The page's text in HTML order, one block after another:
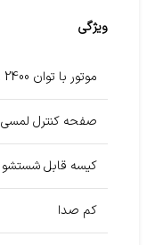
ویژگی
موتور با توان 2400 وات
صفحه کنترل لمسی
کیسه قابل شستشو
کم صدا